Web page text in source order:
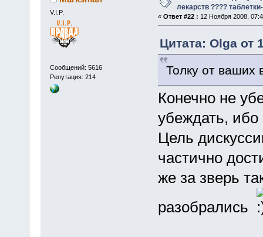
V.I.P.
Сообщений: 5616
Репутация: 214
лекарств ????
« Ответ #22 : 12 Ноября 2008,
Цитата: Olga от
Толку от ваших
Конечно не
убеждать, ибо
Цель
частично
же за зверь
разобрались